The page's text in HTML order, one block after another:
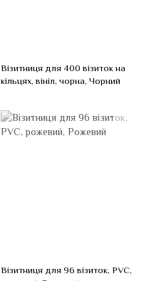
Візитниця для 400 візиток на
кільцях, вініл, чорна, Чорний
Візитниця для 96 візиток, PVC,